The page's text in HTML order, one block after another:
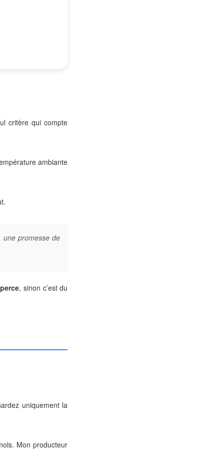
critère qui compte
ambiante
une promesse de
, sinon c’est du
uniquement la
Mon producteur